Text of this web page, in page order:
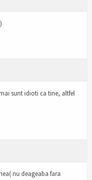
sunt idioti ca tine, altfel
nu deageaba fara